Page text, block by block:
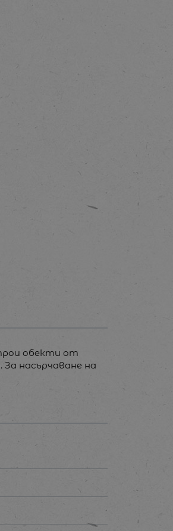
обекти от
насърчаване на